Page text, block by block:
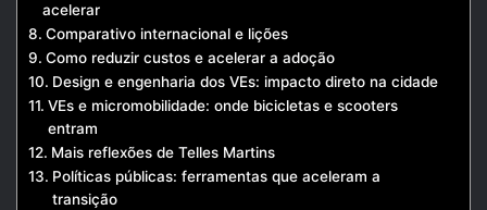
acelerar
Comparativo internacional e lições
Como reduzir custos e acelerar a adoção
Design e engenharia dos VEs: impacto direto na cidade
VEs e micromobilidade: onde bicicletas e scooters
entram
Mais reflexões de Telles Martins
Políticas públicas: ferramentas que aceleram a
transição